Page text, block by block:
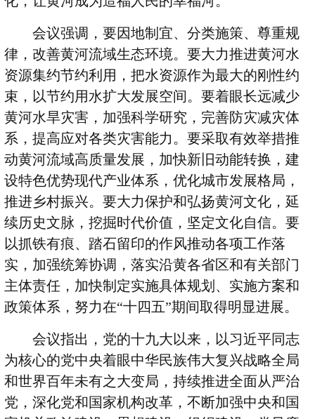
会议强调，要因地制宜、分类施策、尊重规
律，改善黄河流域生态环境。要大力推进黄河水
资源集约节约利用，把水资源作为最大的刚性约
束，以节约用水扩大发展空间。要着眼长远减少
黄河水旱灾害，加强科学研究，完善防灾减灾体
系，提高应对各类灾害能力。要采取有效举措推
动黄河流域高质量发展，加快新旧动能转换，建
设特色优势现代产业体系，优化城市发展格局，
推进乡村振兴。要大力保护和弘扬黄河文化，延
续历史文脉，挖掘时代价值，坚定文化自信。要
以抓铁有痕、踏石留印的作风推动各项工作落
实，加强统筹协调，落实沿黄各省区和有关部门
主体责任，加快制定实施具体规划、实施方案和
政策体系，努力在“十四五”期间取得明显进展。
会议指出，党的十九大以来，以习近平同志
为核心的党中央着眼中华民族伟大复兴战略全局
和世界百年未有之大变局，持续推进全面从严治
党，深化党和国家机构改革，不断加强中央和国